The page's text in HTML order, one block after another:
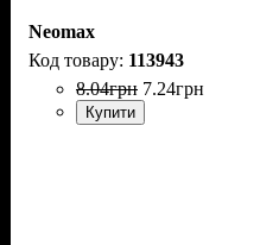
Neomax
113943
8.04грн 7.24грн
Купити